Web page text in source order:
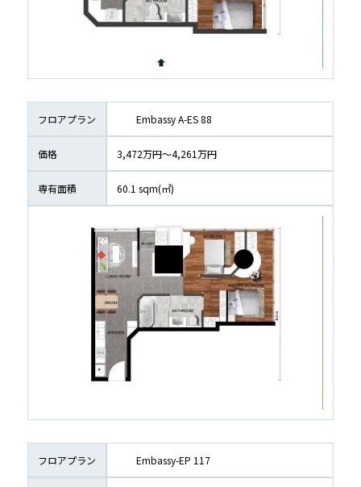
フロアプラン
	Embassy A-ES 88
価格 3,472万円〜4,261万円
専有面積 60.1 sqm(㎡)
フロアプラン
	Embassy-EP 117